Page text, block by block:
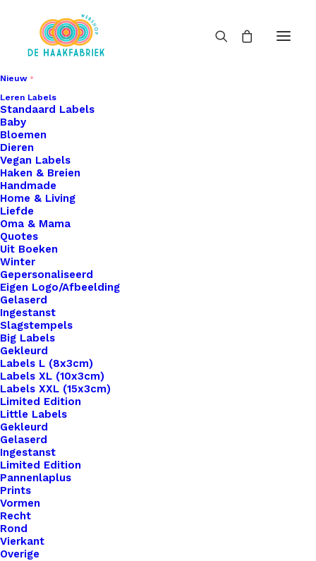
Nieuw
Leren Labels
Standaard Labels
Baby
Bloemen
Dieren
Vegan Labels
Haken & Breien
Handmade
Home & Living
Liefde
Oma & Mama
Quotes
Uit Boeken
Winter
Gepersonaliseerd
Eigen Logo/Afbeelding
Gelaserd
Ingestanst
Slagstempels
Big Labels
Gekleurd
Labels L (8x3cm)
Labels XL (10x3cm)
Labels XXL (15x3cm)
Limited Edition
Little Labels
Gekleurd
Gelaserd
Ingestanst
Limited Edition
Pannenlaplus
Prints
Vormen
Recht
Rond
Vierkant
Overige
Home Hobby Cernit Metallic, 56Gr – Blue 200
Cernit Metallic, 56Gr
– Blue 200
€
Ben je op zoek naar een hoogwaardige klei die je
creativiteit tot leven brengt? Zoek niet verder dan